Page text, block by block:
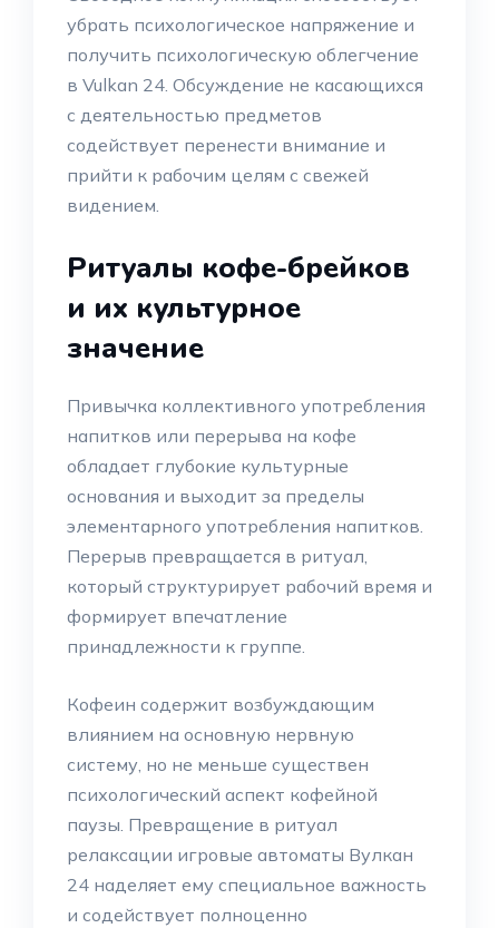
убрать психологическое напряжение и
получить психологическую облегчение
в Vulkan 24. Обсуждение не касающихся
с деятельностью предметов
содействует перенести внимание и
прийти к рабочим целям с свежей
видением.
Ритуалы кофе-брейков
и их культурное
значение
Привычка коллективного употребления
напитков или перерыва на кофе
обладает глубокие культурные
основания и выходит за пределы
элементарного употребления напитков.
Перерыв превращается в ритуал,
который структурирует рабочий время и
формирует впечатление
принадлежности к группе.
Кофеин содержит возбуждающим
влиянием на основную нервную
систему, но не меньше существен
психологический аспект кофейной
паузы. Превращение в ритуал
релаксации игровые автоматы Вулкан
24 наделяет ему специальное важность
и содействует полноценно